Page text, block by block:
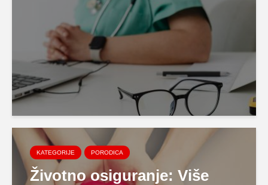
KATEGORIJE PORODICA
Životno osiguranje: Više